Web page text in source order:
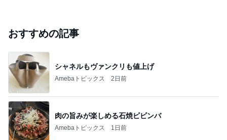
おすすめの記事
シャネルもヴァンクリも値上げ
Amebaトピックス 2日前
肉の旨みが楽しめる石焼ビビンバ
Amebaトピックス 1日前